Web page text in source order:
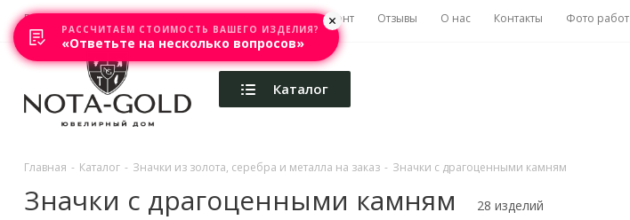
Главная Акции Каталоги Изготовление Ремонт Отзывы О нас Контакты Фото работ
Каталог
Главная - Каталог - Значки из золота, серебра и металла на заказ - Значки с драгоценными камням
Значки с драгоценными камням 28 изделий
РАССЧИТАЕМ СТОИМОСТЬ ВАШЕГО ИЗДЕЛИЯ?
«Ответьте на несколько вопросов»